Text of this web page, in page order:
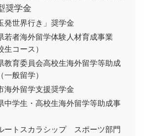
奨学金
発世界行き」奨学金
若者海外留学体験人材育成事業
生コース）
教育委員会高校生海外留学等助成
一般留学）
海外留学支援奨学金
中学生・高校生海外留学等助成事
ートスカラシップ スポーツ部門